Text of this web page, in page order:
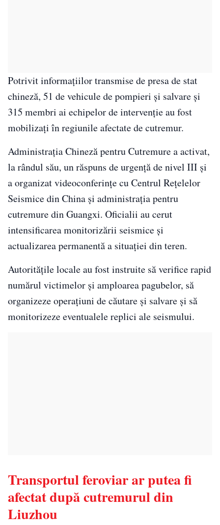
Potrivit informațiilor transmise de presa de stat
chineză, 51 de vehicule de pompieri și salvare și
315 membri ai echipelor de intervenție au fost
mobilizați în regiunile afectate de cutremur.
Administrația Chineză pentru Cutremure a activat,
la rândul său, un răspuns de urgență de nivel III și
a organizat videoconferințe cu Centrul Rețelelor
Seismice din China și administrația pentru
cutremure din Guangxi. Oficialii au cerut
intensificarea monitorizării seismice și
actualizarea permanentă a situației din teren.
Autoritățile locale au fost instruite să verifice rapid
numărul victimelor și amploarea pagubelor, să
organizeze operațiuni de căutare și salvare și să
monitorizeze eventualele replici ale seismului.
Transportul feroviar ar putea fi
afectat după cutremurul din
Liuzhou